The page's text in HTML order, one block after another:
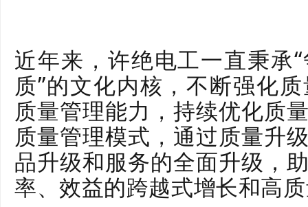
近年来，许绝电工一直秉承
质”的文化内核，不断强化
质量管理能力，持续优化质
质量管理模式，通过质量升
品升级和服务的全面升级，
率、效益的跨越式增长和高